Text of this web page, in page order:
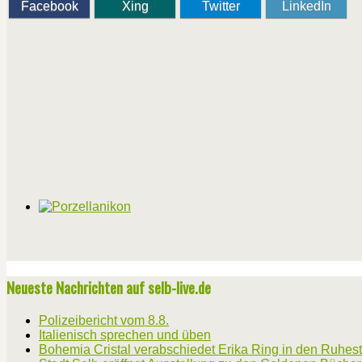
Facebook Xing Twitter LinkedIn
Neueste Nachrichten auf selb-live.de
Polizeibericht vom 8.8.
Italienisch sprechen und üben
Bohemia Cristal verabschiedet Erika Ring in den